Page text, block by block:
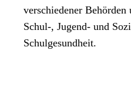
verschiedener
Schul-, Jugend- und
Schulgesundheit.